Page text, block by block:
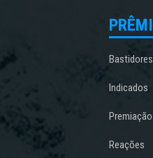
Bastidores
Indicados
Premiação
Reações